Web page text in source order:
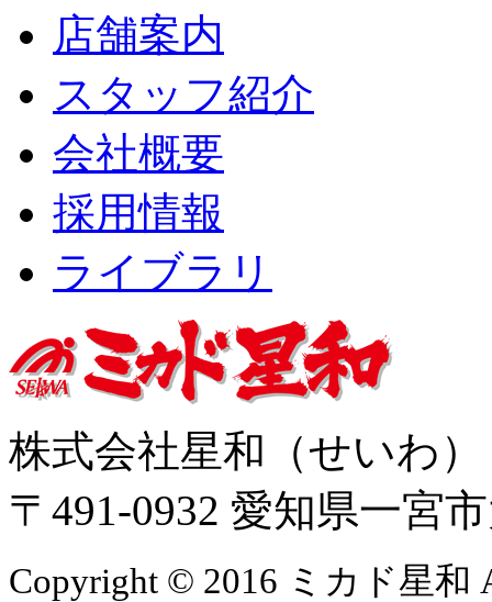
店舗案内
スタッフ紹介
会社概要
採用情報
ライブラリ
株式会社星和（せいわ
〒491-0932 愛知県一宮
Copyright © 2016 ミカド星和